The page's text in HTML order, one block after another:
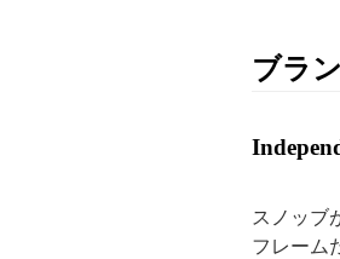
ブラ
スノッブ
フレーム